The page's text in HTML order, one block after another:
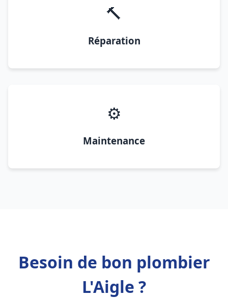
🔨
Réparation
⚙️
Maintenance
Besoin de bon plombier
L'Aigle ?